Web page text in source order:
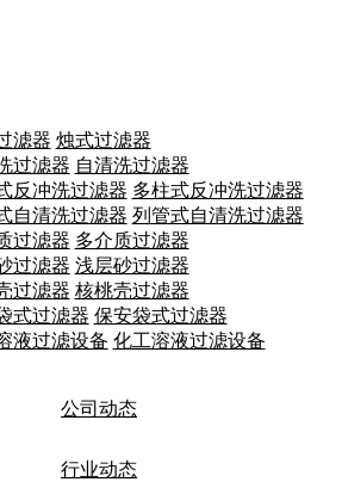
烛式过滤器
自清洗过滤器
多柱式反冲洗过滤器
列管式自清洗过滤器
多介质过滤器
浅层砂过滤器
核桃壳过滤器
保安袋式过滤器
化工溶液过滤设备
公司动态
行业动态